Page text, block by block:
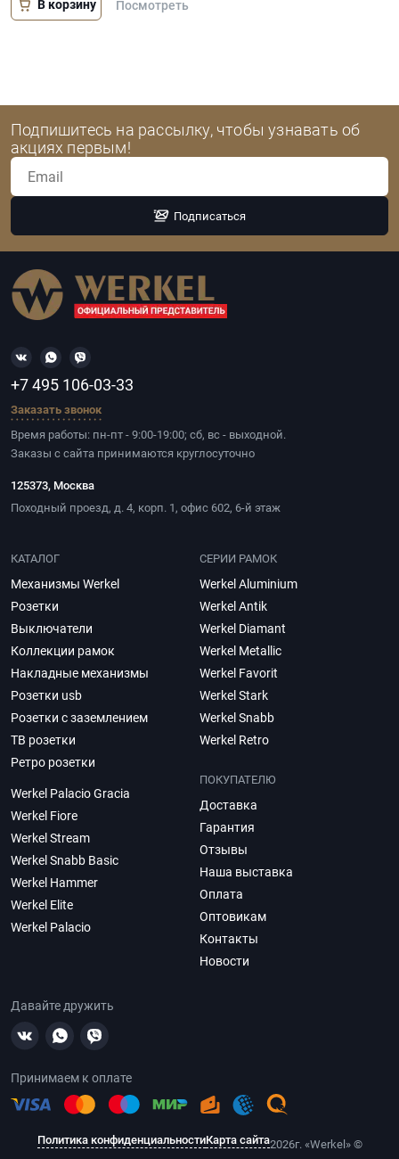
В корзину Посмотреть
Подпишитесь на рассылку, чтобы узнавать об
акциях первым!
Подписаться
+7 495 106-03-33
Заказать звонок
Время работы: пн-пт - 9:00-19:00; сб, вс - выходной.
Заказы с сайта принимаются круглосуточно
125373, Москва
Походный проезд, д. 4, корп. 1, офис 602, 6-й этаж
КАТАЛОГ
Механизмы Werkel
Розетки
Выключатели
Коллекции рамок
Накладные механизмы
Розетки usb
Розетки с заземлением
ТВ розетки
Ретро розетки
СЕРИИ РАМОК
Werkel Aluminium
Werkel Antik
Werkel Diamant
Werkel Metallic
Werkel Favorit
Werkel Stark
Werkel Snabb
Werkel Retro
Werkel Palacio Gracia
Werkel Fiore
Werkel Stream
Werkel Snabb Basic
Werkel Hammer
Werkel Elite
Werkel Palacio
ПОКУПАТЕЛЮ
Доставка
Гарантия
Отзывы
Наша выставка
Оплата
Оптовикам
Контакты
Новости
Давайте дружить
Принимаем к оплате
Политика конфиденциальностиКарта сайта2026г. «Werkel» ©